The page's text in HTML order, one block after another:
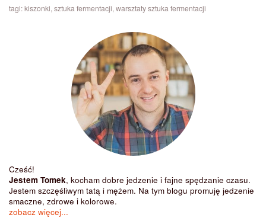
tagi:kiszonki, sztuka fermentacji, warsztaty sztuka fermentacji
Cześć!
Jestem Tomek, kocham dobre jedzenie i fajne spędzanie czasu.
Jestem szczęśliwym tatą i mężem. Na tym blogu promuję jedzenie
smaczne, zdrowe i kolorowe.
zobacz więcej...